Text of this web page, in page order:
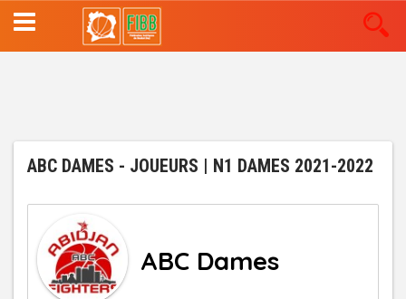
Aller
au
contenu
ABC DAMES - JOUEURS | N1 DAMES 2021-2022
ABC Dames